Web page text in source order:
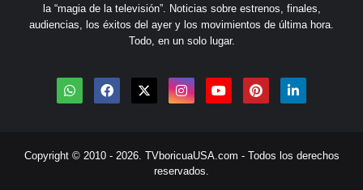
la “magia de la televisión”. Noticias sobre estrenos, finales,
audiencias, los éxitos del ayer y los movimientos de última hora.
Todo, en un solo lugar.
Copyright © 2010 - 2026. TVboricuaUSA.com - Todos los derechos
reservados.